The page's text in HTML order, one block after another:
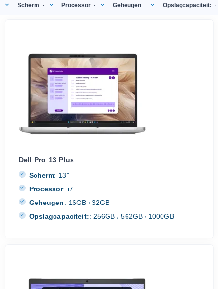
Dell Pro 13 Plus
Scherm: 13"
Processor: i7
Geheugen: 16GB/ 32GB
Opslagcapaciteit:: 256GB/ 562GB / 1000GB
Scherm : Processor : Geheugen : Opslagcapaciteit: :